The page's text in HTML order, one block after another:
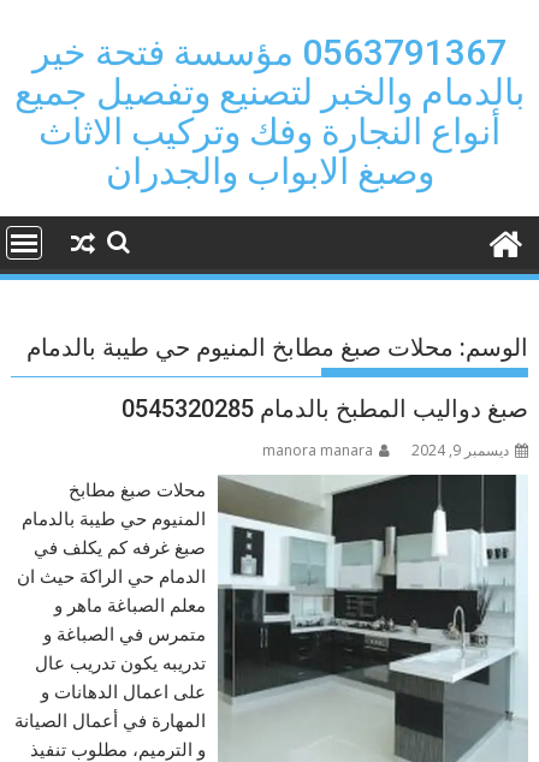
content
0563791367 مؤسسة فتحة خير
بالدمام والخبر لتصنيع وتفصيل جميع
أنواع النجارة وفك وتركيب الاثاث
وصبغ الابواب والجدران
الوسم: محلات صبغ مطابخ المنيوم حي طيبة بالدمام
صبغ دواليب المطبخ بالدمام 0545320285
ديسمبر 9, 2024 manora manara
محلات صبغ مطابخ
المنيوم حي طيبة بالدمام
صبغ غرفه كم يكلف في
الدمام حي الراكة حيث ان
معلم الصباغة ماهر و
متمرس في الصباغة و
تدريبه يكون تدريب عال
على اعمال الدهانات و
المهارة في أعمال الصيانة
و الترميم، مطلوب تنفيذ